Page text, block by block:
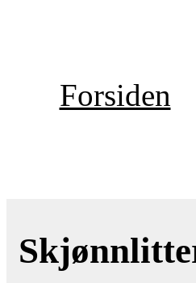
Forsiden